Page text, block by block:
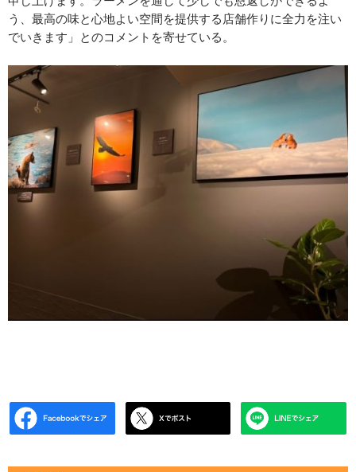
う、最高の味と心地よい空間を提供する店舗作りに全力を注い
でいきます」とのコメントを寄せている。